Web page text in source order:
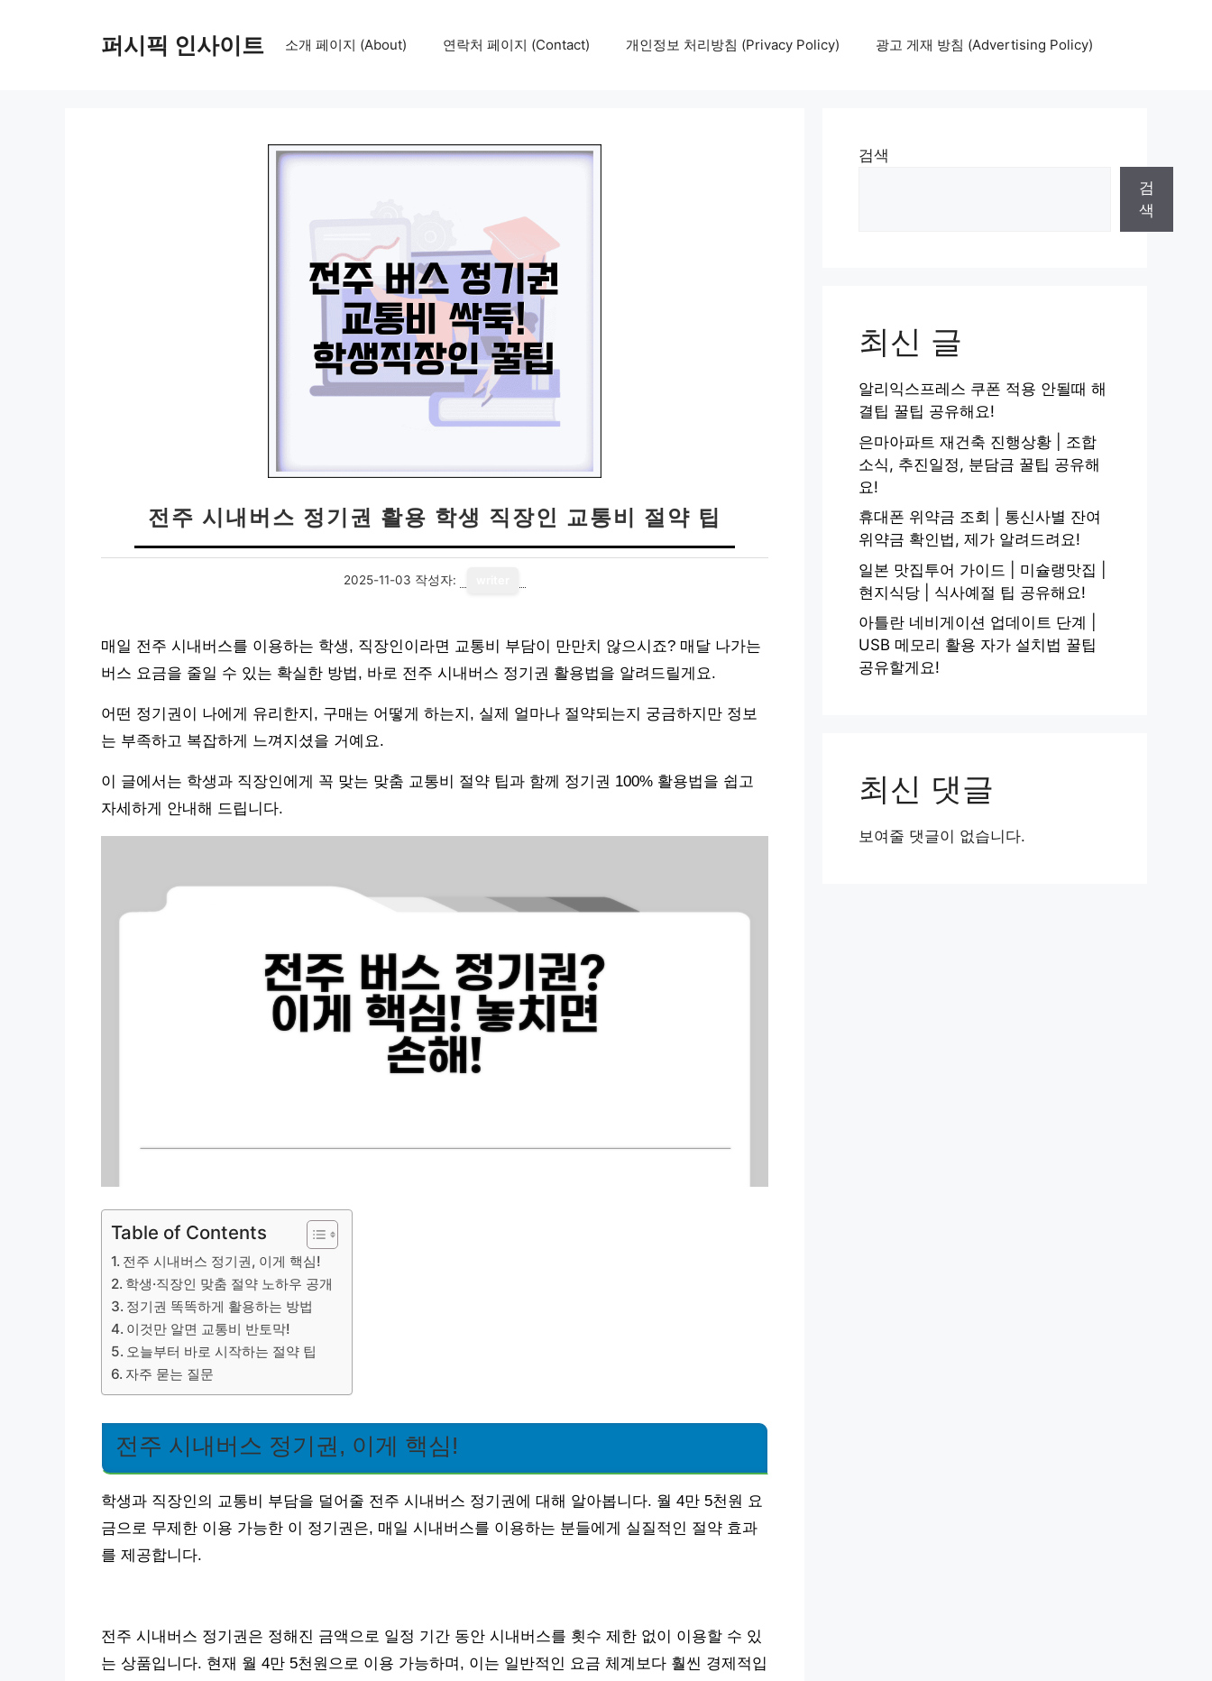
퍼시픽 인사이트 소개 페이지 (About) 연락처 페이지 (Contact) 개인정보 처리방침 (Privacy Policy) 광고 게재 방침 (Advertising Policy)
전주 시내버스 정기권 활용 학생 직장인 교통비 절약 팁
2025-11-03 작성자:
매일 전주 시내버스를 이용하는 학생, 직장인이라면 교통비 부담이 만만치 않으시죠? 매달 나가는
버스 요금을 줄일 수 있는 확실한 방법, 바로 전주 시내버스 정기권 활용법을 알려드릴게요.
어떤 정기권이 나에게 유리한지, 구매는 어떻게 하는지, 실제 얼마나 절약되는지 궁금하지만 정보
는 부족하고 복잡하게 느껴지셨을 거예요.
이 글에서는 학생과 직장인에게 꼭 맞는 맞춤 교통비 절약 팁과 함께 정기권 100% 활용법을 쉽고
자세하게 안내해 드립니다.
Table of Contents
전주 시내버스 정기권, 이게 핵심!
학생·직장인 맞춤 절약 노하우 공개
정기권 똑똑하게 활용하는 방법
이것만 알면 교통비 반토막!
오늘부터 바로 시작하는 절약 팁
자주 묻는 질문
전주 시내버스 정기권, 이게 핵심!
학생과 직장인의 교통비 부담을 덜어줄 전주 시내버스 정기권에 대해 알아봅니다. 월 4만 5천원 요
금으로 무제한 이용 가능한 이 정기권은, 매일 시내버스를 이용하는 분들에게 실질적인 절약 효과
를 제공합니다.
전주 시내버스 정기권은 정해진 금액으로 일정 기간 동안 시내버스를 횟수 제한 없이 이용할 수 있
는 상품입니다. 현재 월 4만 5천원으로 이용 가능하며, 이는 일반적인 요금 체계보다 훨씬 경제적입
검색
검
색
최신 글
알리익스프레스 쿠폰 적용 안될때 해
결팁 꿀팁 공유해요!
은마아파트 재건축 진행상황 | 조합
소식, 추진일정, 분담금 꿀팁 공유해
요!
휴대폰 위약금 조회 | 통신사별 잔여
위약금 확인법, 제가 알려드려요!
일본 맛집투어 가이드 | 미슐랭맛집 |
현지식당 | 식사예절 팁 공유해요!
아틀란 네비게이션 업데이트 단계 |
USB 메모리 활용 자가 설치법 꿀팁
공유할게요!
최신 댓글
보여줄 댓글이 없습니다.